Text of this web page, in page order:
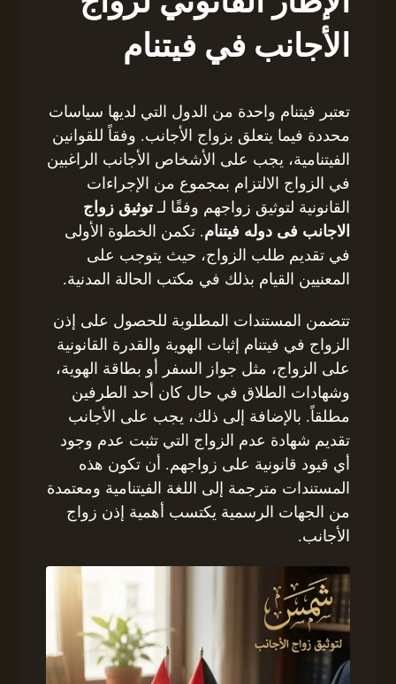
الأجانب في فيتنام
تعتبر فيتنام واحدة من الدول التي لديها سياسات
محددة فيما يتعلق بزواج الأجانب. وفقاً للقوانين
الفيتنامية، يجب على الأشخاص الأجانب الراغبين
في الزواج الالتزام بمجموع من الإجراءات
القانونية لتوثيق زواجهم وفقًا لـتوثيق زواج
الاجانب فى دوله فيتنام. تكمن الخطوة الأولى
في تقديم طلب الزواج، حيث يتوجب على
المعنيين القيام بذلك في مكتب الحالة المدنية.
تتضمن المستندات المطلوبة للحصول على إذن
الزواج في فيتنام إثبات الهوية والقدرة القانونية
على الزواج، مثل جواز السفر أو بطاقة الهوية،
وشهادات الطلاق في حال كان أحد الطرفين
مطلقاً. بالإضافة إلى ذلك، يجب على الأجانب
تقديم شهادة عدم الزواج التي تثبت عدم وجود
أي قيود قانونية على زواجهم. أن تكون هذه
المستندات مترجمة إلى اللغة الفيتنامية ومعتمدة
من الجهات الرسمية يكتسب أهمية إذن زواج
الأجانب.